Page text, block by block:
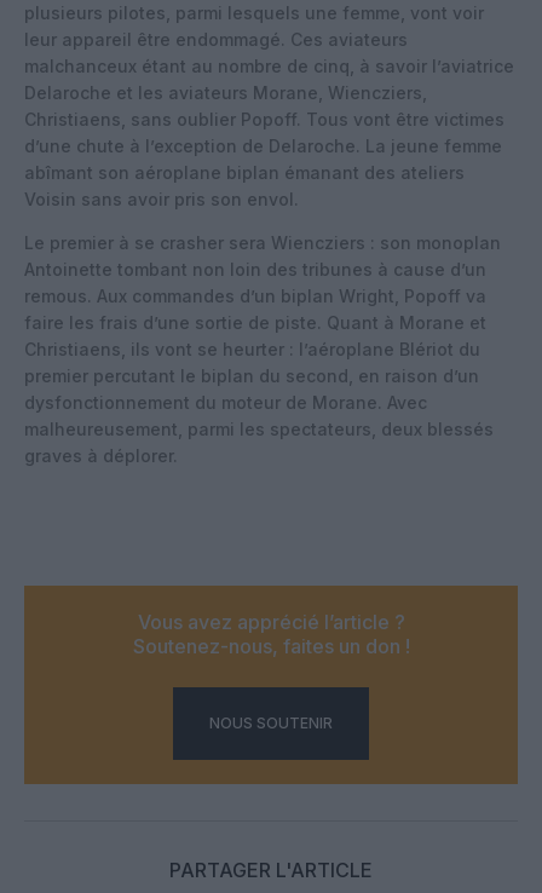
plusieurs pilotes, parmi lesquels une femme, vont voir
leur appareil être endommagé. Ces aviateurs
malchanceux étant au nombre de cinq, à savoir l’aviatrice
Delaroche et les aviateurs Morane, Wiencziers,
Christiaens, sans oublier Popoff. Tous vont être victimes
d’une chute à l’exception de Delaroche. La jeune femme
abîmant son aéroplane biplan émanant des ateliers
Voisin sans avoir pris son envol.
Le premier à se crasher sera Wiencziers : son monoplan
Antoinette tombant non loin des tribunes à cause d’un
remous. Aux commandes d’un biplan Wright, Popoff va
faire les frais d’une sortie de piste. Quant à Morane et
Christiaens, ils vont se heurter : l’aéroplane Blériot du
premier percutant le biplan du second, en raison d’un
dysfonctionnement du moteur de Morane. Avec
malheureusement, parmi les spectateurs, deux blessés
graves à déplorer.
Vous avez apprécié l’article ?
Soutenez-nous, faites un don !
NOUS SOUTENIR
PARTAGER L'ARTICLE